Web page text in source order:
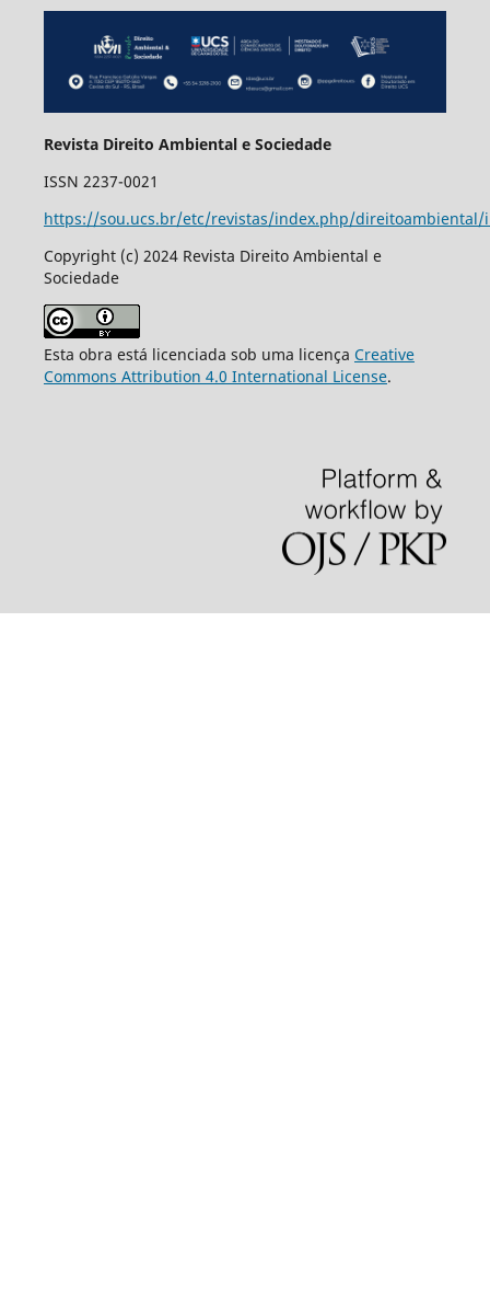
Revista Direito Ambiental e Sociedade
ISSN 2237-0021
https://sou.ucs.br/etc/revistas/index.php/direitoambiental/
Copyright (c) 2024 Revista Direito Ambiental e
Sociedade
Esta obra está licenciada sob uma licença Creative
Commons Attribution 4.0 International License.